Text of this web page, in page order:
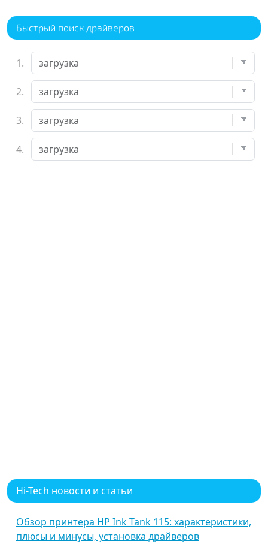
Быстрый поиск драйверов
1.
2.
3.
4.
Hi-Tech новости и статьи
Обзор принтера HP Ink Tank 115: характеристики,
плюсы и минусы, установка драйверов